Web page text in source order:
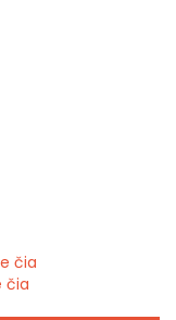
čia
čia